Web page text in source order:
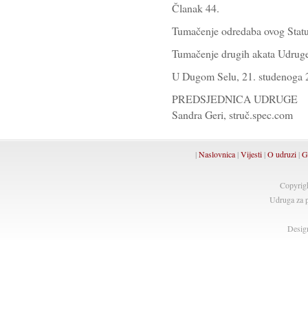
Članak 44.
Tumačenje odredaba ovog
Tumačenje drugih akata
U Dugom Selu, 21. studenoga
PREDSJEDNICA UDRUGE
Sandra Geri, struč.spec.com
|Naslovnica |Vijesti |O udruzi |
Udruga za